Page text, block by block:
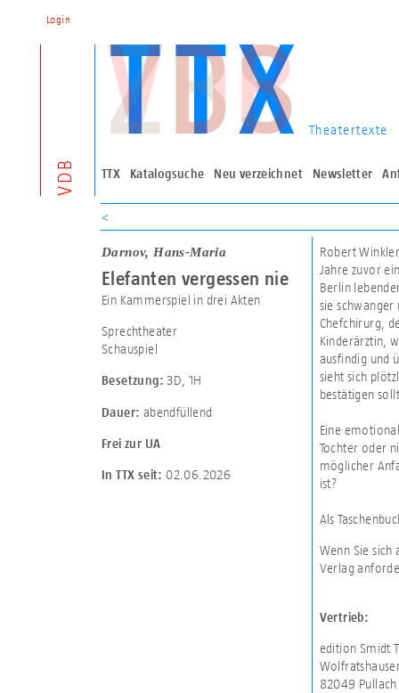
VDB
Theatertexte
TTX Katalogsuche Neu verzeichnet Newsletter
Login
<
Darnov, Hans-Maria
Elefanten vergessen nie
Ein Kammerspiel in drei Akten
Sprechtheater
Schauspiel
Besetzung: 3D 1H
Dauer: abendfüllend
Frei zur UA
In TTX seit: 02.06.2026
Robert
Jahre zuvor
Berlin
sie schwanger
Chefchirurg,
Kinderärztin,
ausfindig und
sieht sich
bestätigen
Eine
Tochter oder
möglicher
ist?
Als
Wenn Sie sich
Verlag
Vertrieb:
edition Smidt
82049